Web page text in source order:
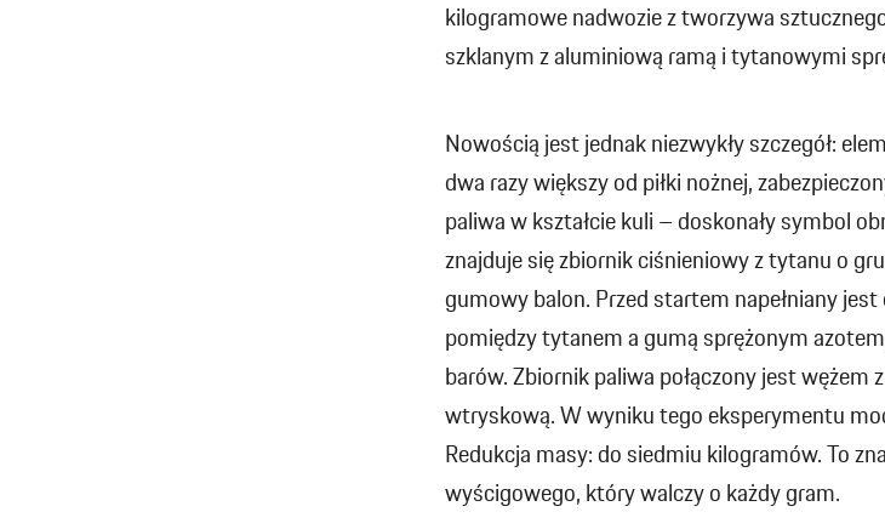
kilogramowe nadwozie z tworzywa
szklanym z aluminiową ramą i tytanowymi
Nowością jest jednak niezwykły szczegół:
dwa razy większy od piłki nożnej,
paliwa w kształcie kuli – doskonały symbol
znajduje się zbiornik ciśnieniowy z tytanu o
gumowy balon. Przed startem napełniany
pomiędzy tytanem a gumą sprężonym
barów. Zbiornik paliwa połączony jest wężem
wtryskową. W wyniku tego eksperymentu
Redukcja masy: do siedmiu kilogramów. To
wyścigowego, który walczy o każdy gram.